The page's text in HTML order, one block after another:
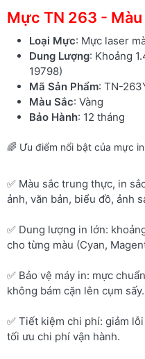
Mực TN 263 -
Loại Mực: Mực laser
Dung Lượng: Khoảng
19798)
Mã Sản Phẩm: TN-
Màu Sắc: Vàng
Bảo Hành: 12 tháng
🌈 Ưu điểm nổi bật của mực
✅ Màu sắc trung thực, in
ảnh, văn bản, biểu đồ, ảnh
✅ Dung lượng in lớn:
cho từng màu (Cyan,
✅ Bảo vệ máy in: mực
không bám cặn lên cụm sấy.
✅ Tiết kiệm chi phí: giảm
tối ưu chi phí vận hành.